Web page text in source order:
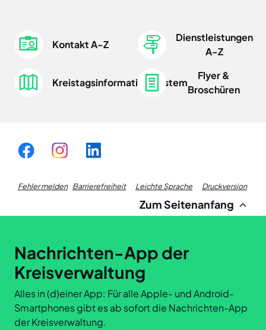
Kontakt A-Z
Dienstleistungen
A-Z
Kreistagsinformationssystem
Flyer &
Broschüren
Fehler melden Fußzeile
Links
Barrierefreiheit Leichte Sprache Druckversion
Zum Seitenanfang
Nachrichten-App der
Kreisverwaltung
Alles in (d)einer App: Für alle Apple- und Android-
Smartphones gibt es ab sofort die Nachrichten-App
der Kreisverwaltung.